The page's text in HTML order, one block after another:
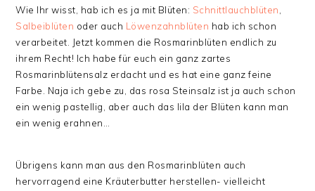
Wie Ihr wisst, hab ich es ja mit Blüten: Schnittlauchblüten
Salbeiblüten oder auch Löwenzahnblüten hab ich schon
verarbeitet. Jetzt kommen die Rosmarinblüten endlich zu
ihrem Recht! Ich habe für euch ein ganz zartes
Rosmarinblütensalz erdacht und es hat eine ganz feine
Farbe. Naja ich gebe zu, das rosa Steinsalz ist ja auch schon
ein wenig pastellig, aber auch das lila der Blüten kann man
ein wenig erahnen…
Übrigens kann man aus den Rosmarinblüten auch
hervorragend eine Kräuterbutter herstellen- vielleicht